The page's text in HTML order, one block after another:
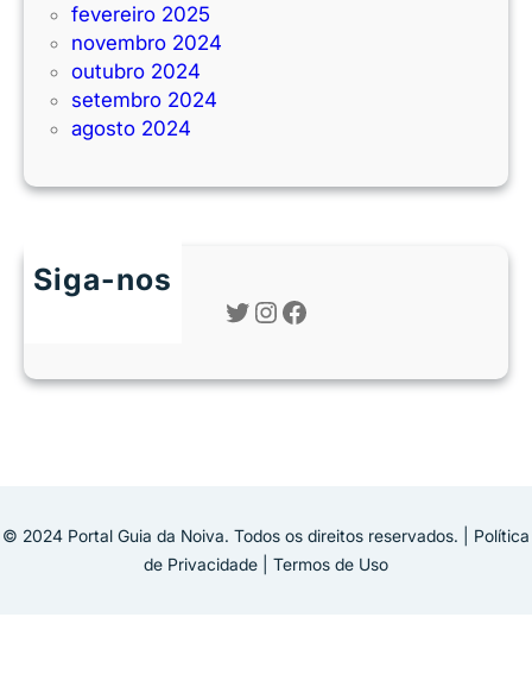
fevereiro 2025
novembro 2024
outubro 2024
setembro 2024
agosto 2024
Siga-nos
Twitter Instagram Facebook
© 2024 Portal Guia da Noiva. Todos os direitos reservados. | Política
de Privacidade | Termos de Uso